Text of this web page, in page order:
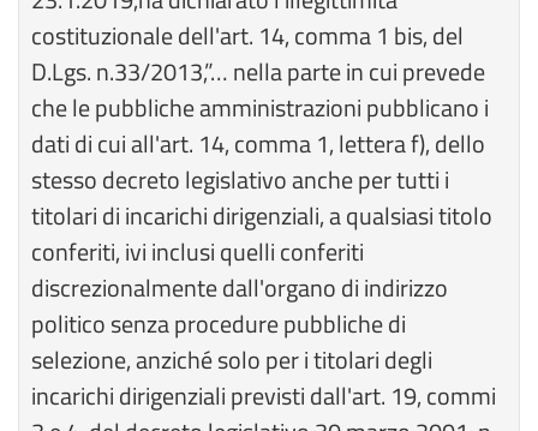
costituzionale dell'art. 14, comma 1 bis, del
D.Lgs. n.33/2013,”… nella parte in cui prevede
che le pubbliche amministrazioni pubblicano i
dati di cui all'art. 14, comma 1, lettera f), dello
stesso decreto legislativo anche per tutti i
titolari di incarichi dirigenziali, a qualsiasi titolo
conferiti, ivi inclusi quelli conferiti
discrezionalmente dall'organo di indirizzo
politico senza procedure pubbliche di
selezione, anziché solo per i titolari degli
incarichi dirigenziali previsti dall'art. 19, commi